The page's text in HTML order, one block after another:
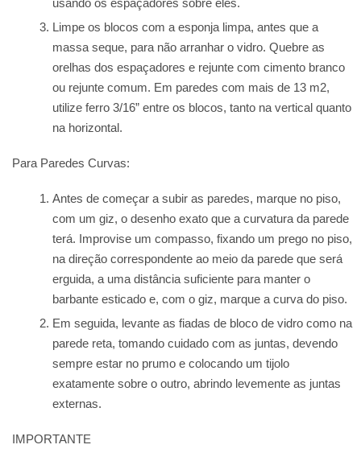
usando os espaçadores sobre eles.
Limpe os blocos com a esponja limpa, antes que a
massa seque, para não arranhar o vidro. Quebre as
orelhas dos espaçadores e rejunte com cimento branco
ou rejunte comum. Em paredes com mais de 13 m2,
utilize ferro 3/16” entre os blocos, tanto na vertical quanto
na horizontal.
Para Paredes Curvas:
Antes de começar a subir as paredes, marque no piso,
com um giz, o desenho exato que a curvatura da parede
terá. Improvise um compasso, fixando um prego no piso,
na direção correspondente ao meio da parede que será
erguida, a uma distância suficiente para manter o
barbante esticado e, com o giz, marque a curva do piso.
Em seguida, levante as fiadas de bloco de vidro como na
parede reta, tomando cuidado com as juntas, devendo
sempre estar no prumo e colocando um tijolo
exatamente sobre o outro, abrindo levemente as juntas
externas.
IMPORTANTE